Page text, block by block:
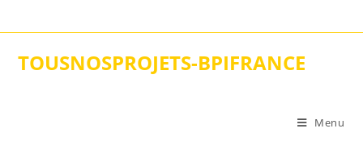
to
TOUSNOSPROJETS-BPIFRANCE
Menu